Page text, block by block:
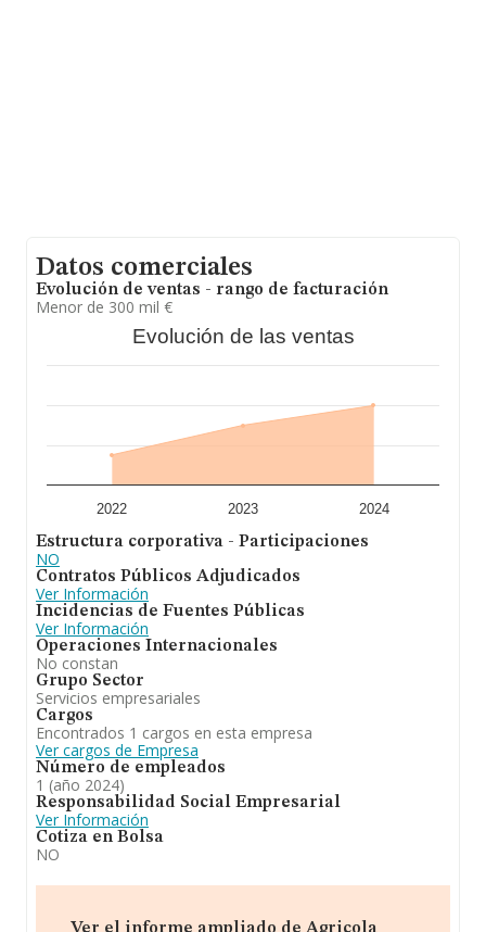
Datos comerciales
Evolución de ventas - rango de facturación
Menor de 300 mil €
Evolución de las ventas
2022 2023 2024
Estructura corporativa - Participaciones
NO
Contratos Públicos Adjudicados
Ver Información
Incidencias de Fuentes Públicas
Ver Información
Operaciones Internacionales
No constan
Grupo Sector
Servicios empresariales
Cargos
Encontrados 1 cargos en esta empresa
Ver cargos de Empresa
Número de empleados
1 (año 2024)
Responsabilidad Social Empresarial
Ver Información
Cotiza en Bolsa
NO